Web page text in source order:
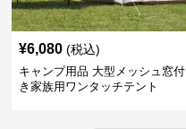
¥6,080 (税込)
キャンプ用品 大型メッシュ窓付
き家族用ワンタッチテント